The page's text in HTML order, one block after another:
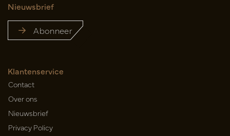
Nieuwsbrief
Abonneer
Klantenservice
Contact
Over ons
Nieuwsbrief
Privacy Policy